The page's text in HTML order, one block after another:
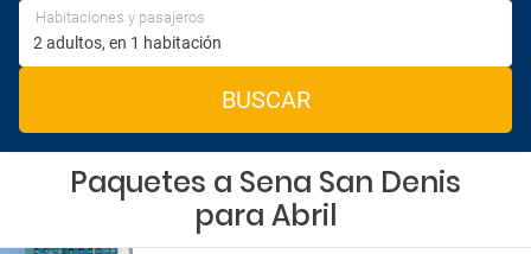
Habitaciones y pasajeros
BUSCAR
Paquetes a Sena San Denis
para Abril